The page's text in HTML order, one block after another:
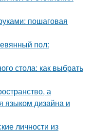
пошаговая
пол:
стола: как выбрать
а
языком дизайна и
личности из